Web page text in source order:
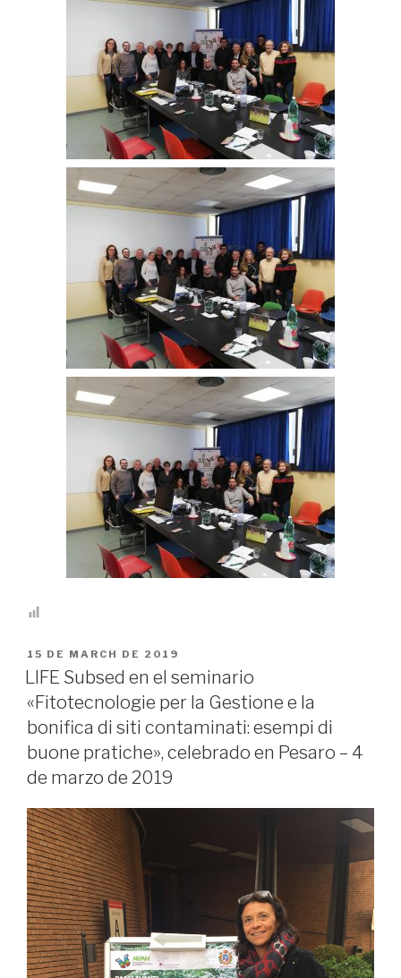
PUBLICADO
EN
15 DE MARCH DE 2019
LIFE Subsed en el seminario
«Fitotecnologie per la Gestione e la
bonifica di siti contaminati: esempi di
buone pratiche», celebrado en Pesaro – 4
de marzo de 2019